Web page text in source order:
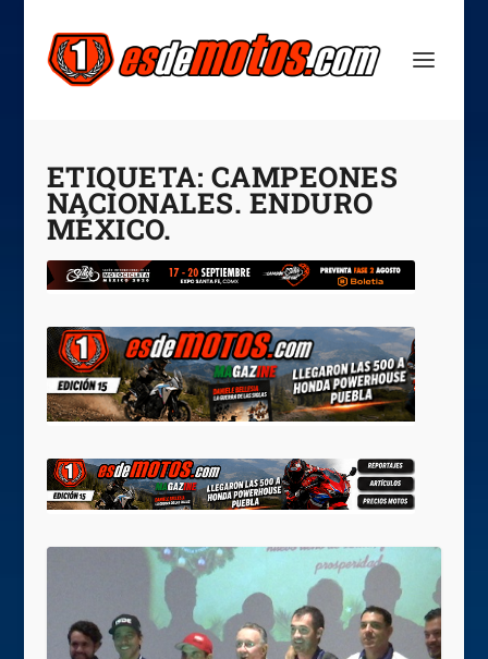
ETIQUETA: CAMPEONES
NACIONALES. ENDURO
MÉXICO.